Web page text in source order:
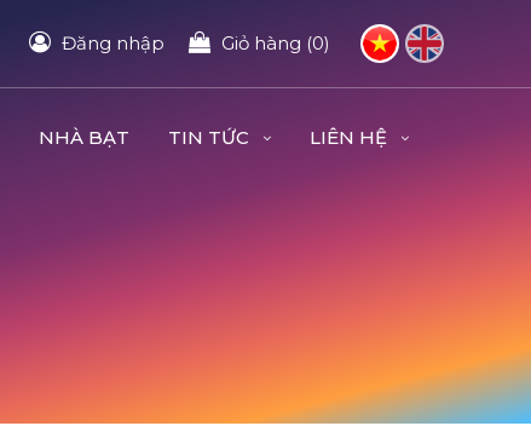
Đăng nhập Giỏ hàng (0)
NHÀ BẠT TIN TỨC LIÊN HỆ